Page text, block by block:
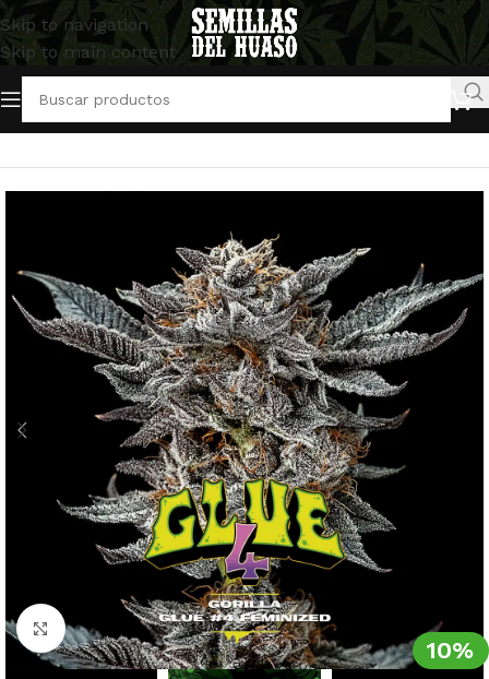
Skip to navigation
Skip to main content
Inicio/Semillas Feminizadas/BSF Seeds
10%
Clic para ampliar